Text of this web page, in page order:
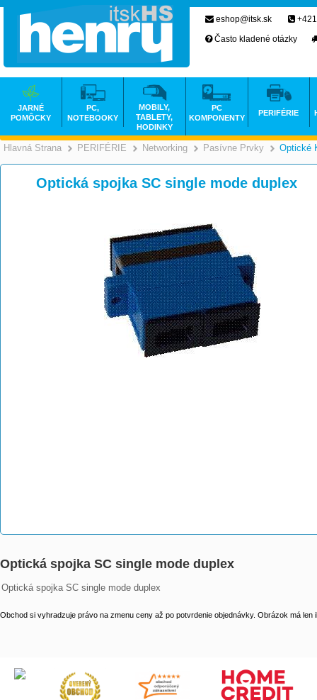
Hlavná Strana >
PERIFÉRIE >
Networking >
Pasívne Prvky Optické
Optická spojka SC single mode duplex
Optická spojka SC single mode duplex
Optická spojka SC single mode duplex
Obchod si vyhradzuje právo na zmenu ceny až po potvrdenie objednávky. Obrázok má len
eshop@itsk.sk
Často kladené otázky
JARNÉ
POMÔCKY
PC,
NOTEBOOKY
MOBILY,
TABLETY,
HODINKY
PC
KOMPONENTY
PERIFÉRIE